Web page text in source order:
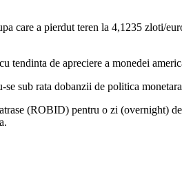
care a pierdut teren la 4,1235 zloti/
tendinta de apreciere a monedei
sub rata dobanzii de politica
(ROBID) pentru o zi (overnight)